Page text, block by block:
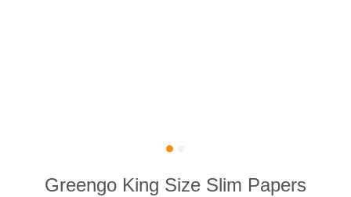
Greengo King Size Slim Papers